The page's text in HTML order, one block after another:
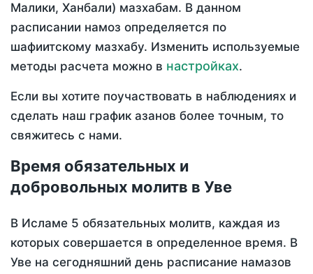
Малики, Ханбали) мазхабам. В данном
расписании намоз определяется по
шафиитскому мазхабу. Изменить используемые
методы расчета можно в настройках.
Если вы хотите поучаствовать в наблюдениях и
сделать наш график азанов более точным, то
свяжитесь с нами.
Время обязательных и
добровольных молитв в Уве
В Исламе 5 обязательных молитв, каждая из
которых совершается в определенное время. В
Уве на сегодняшний день расписание намазов